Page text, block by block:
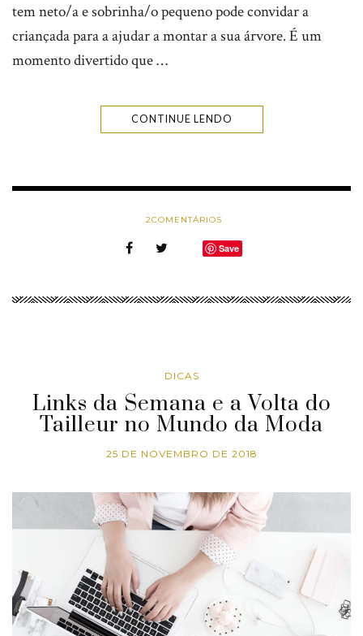
tem neto/a e sobrinha/o pequeno pode convidar a
criançada para a ajudar a montar a sua árvore. É um
momento divertido que …
CONTINUE LENDO
2COMENTÁRIOS
Save
DICAS
Links da Semana e a Volta do
Tailleur no Mundo da Moda
25 DE NOVEMBRO DE 2018